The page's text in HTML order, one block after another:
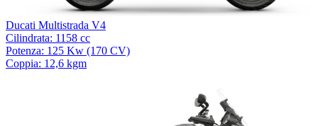
Ducati Multistrada V4
Cilindrata: 1158 cc
Potenza: 125 Kw (170 CV)
Coppia: 12,6 kgm